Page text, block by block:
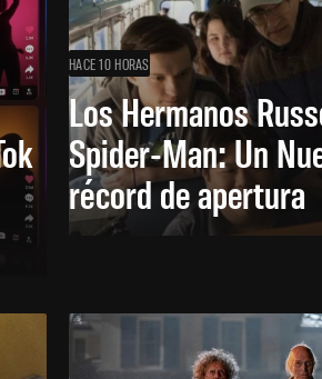
HACE 10 HORAS
Los Hermanos
Spider-Man: Un
récord de apertura